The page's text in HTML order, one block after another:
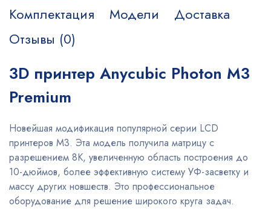
Комплектация
Модели
Доставка
Отзывы (0)
3D принтер Anycubic Photon M3
Premium
Новейшая модификация популярной серии LCD
принтеров M3. Эта модель получила матрицу с
разрешением 8K, увеличенную область построения до
10-дюймов, более эффективную систему УФ-засветку и
массу других новшеств. Это профессиональное
оборудование для решение широкого круга задач.